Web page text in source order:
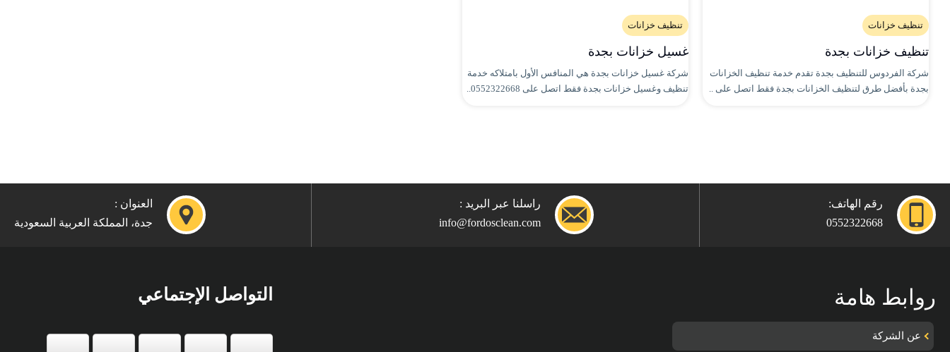
تنظيف خزانات
تنظيف خزانات بجدة
شركة الفردوس للتنظيف بجدة تقدم خدمة تنظيف الخزانات
بجدة بأفضل طرق لتنظيف الخزانات بجدة فقط اتصل على ..
تنظيف خزانات
غسيل خزانات بجدة
شركة غسيل خزانات بجدة هي المنافس الأول بامتلاكه خدمة
تنظيف وغسيل خزانات بجدة فقط اتصل على 0552322668..
رقم الهاتف:
0552322668
راسلنا عبر البريد :
info@fordosclean.com
العنوان :
جدة، المملكة العربية السعودية
روابط هامة
عن الشركة
التواصل الإجتماعي